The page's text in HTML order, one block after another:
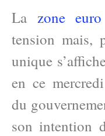
La zone euro
tension mais,
unique
en ce
du
son intention